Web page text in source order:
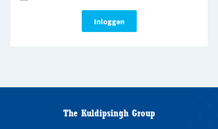
The Kuldipsingh Group